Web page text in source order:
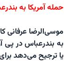
حمله آمریکا به
موسی‌الرضا عرفانی
به بندرعباس در پی
یا ترجیح می‌دهد